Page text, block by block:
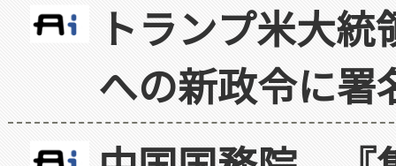
トランプ米大
への新政令に署